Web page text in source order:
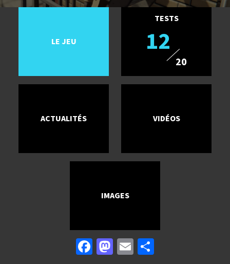
LE JEU
TESTS
12
20
ACTUALITÉS VIDÉOS
IMAGES
Facebook
Mastodon
Email